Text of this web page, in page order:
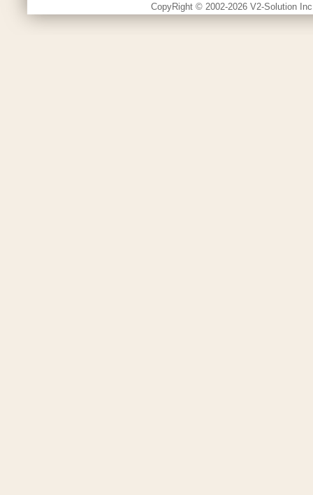
CopyRight © 2002-2026 V2-Solution